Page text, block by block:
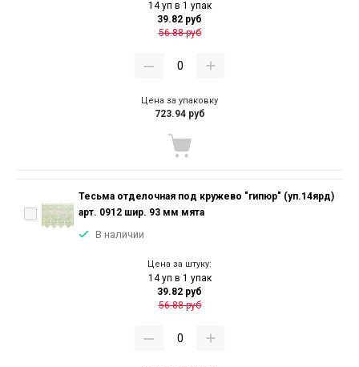
14 уп в 1 упак
39.82 руб
56.88 руб
Цена за упаковку
723.94 руб
Тесьма отделочная под кружево "гипюр" (уп.14ярд)
арт. 0912 шир. 93 мм мята
В наличии
Цена за штуку:
14 уп в 1 упак
39.82 руб
56.88 руб